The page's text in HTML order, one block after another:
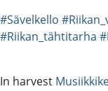
#Sävelkello
#Riikan_tähtitarha
In harvest